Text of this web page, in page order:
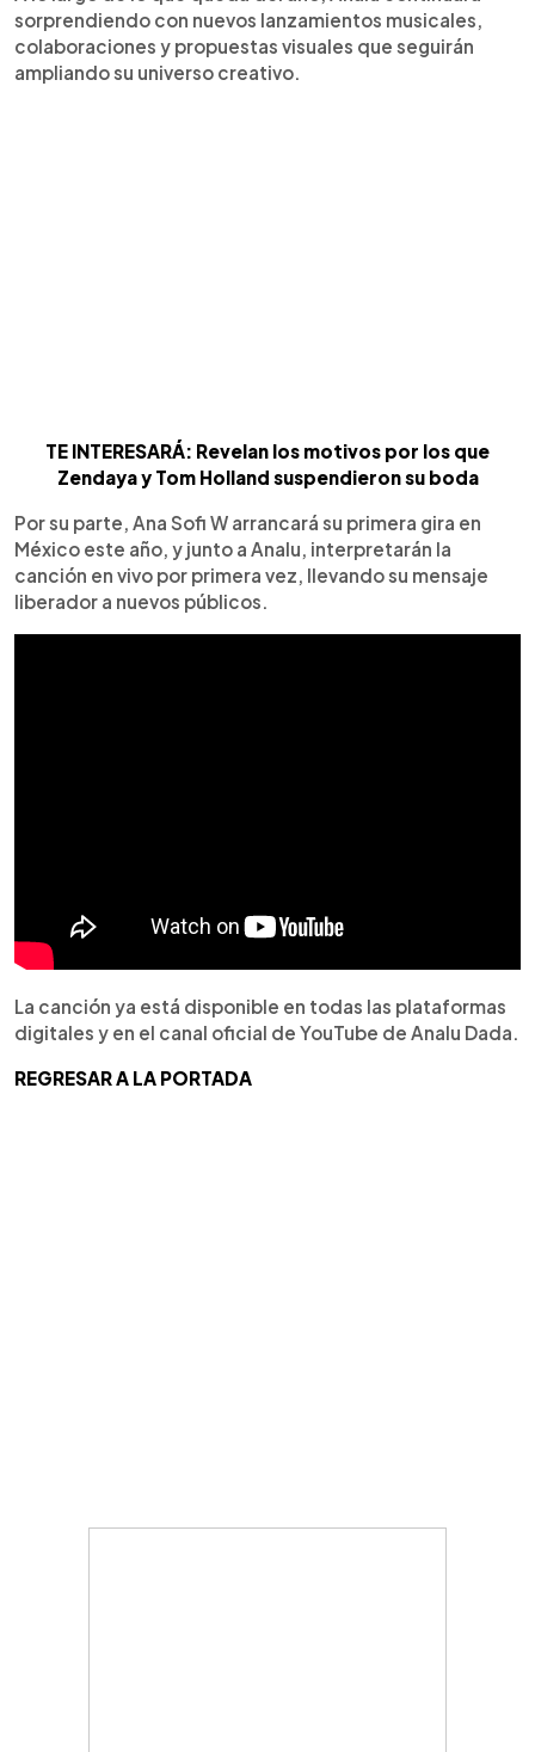
sorprendiendo con nuevos lanzamientos musicales,
colaboraciones y propuestas visuales que seguirán
ampliando su universo creativo.
TE INTERESARÁ: Revelan los motivos por los que
Zendaya y Tom Holland suspendieron su boda
Por su parte, Ana Sofi W arrancará su primera gira en
México este año, y junto a Analu, interpretarán la
canción en vivo por primera vez, llevando su mensaje
liberador a nuevos públicos.
La canción ya está disponible en todas las plataformas
digitales y en el canal oficial de YouTube de Analu Dada.
REGRESAR A LA PORTADA